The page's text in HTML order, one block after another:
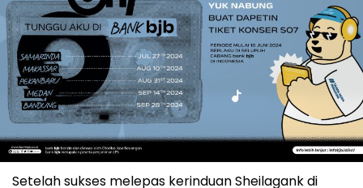
Setelah sukses melepas kerinduan Sheilagank di